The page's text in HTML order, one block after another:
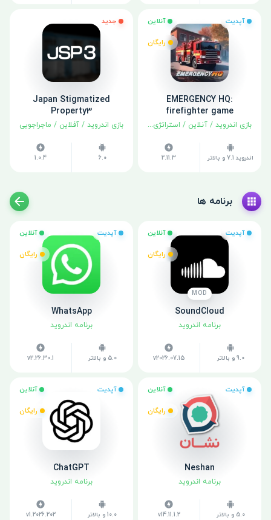
آپدیت آنلاین
رایگان
EMERGENCY HQ:
firefighter game
بازی اندروید / آنلاین / استراتژی/ شبیه سازی
اندروید 7.1 و بالاتر 2.11.3
جدید
Japan Stigmatized
Property3
بازی اندروید / آفلاین / ماجراجویی
6.0
1.0.4
برنامه ها
آپدیت آنلاین
رایگان
MOD
SoundCloud
برنامه اندروید
9.0 و بالاتر v2026.07.15
آپدیت آنلاین
رایگان
WhatsApp
برنامه اندروید
5.0 و بالاتر v2.26.30.1
آپدیت آنلاین
رایگان
Neshan
برنامه اندروید
5.0 و بالاتر v14.11.1.2
آپدیت آنلاین
رایگان
ChatGPT
برنامه اندروید
10.0 و بالاتر v1.2026.202